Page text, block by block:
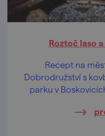
Roztoč laso
Recept na
Dobrodružství s
parku v